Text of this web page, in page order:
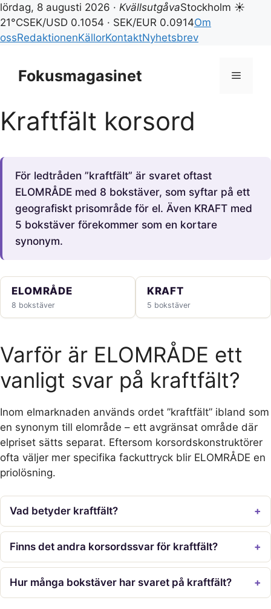
lördag, 8 augusti 2026 · KvällsutgåvaStockholm ☀
21°CSEK/USD 0.1054 · SEK/EUR 0.0914Om
ossRedaktionenKällorKontaktNyhetsbrev
innehållFokusmagasinet Meny
Kraftfält korsord
För ledtråden ”kraftfält” är svaret oftast
ELOMRÅDE med 8 bokstäver, som syftar på ett
geografiskt prisområde för el. Även KRAFT med
5 bokstäver förekommer som en kortare
synonym.
ELOMRÅDE
8 bokstäver
KRAFT
5 bokstäver
Varför är ELOMRÅDE ett
vanligt svar på kraftfält?
Inom elmarknaden används ordet ”kraftfält” ibland som
en synonym till elområde – ett avgränsat område där
elpriset sätts separat. Eftersom korsordskonstruktörer
ofta väljer mer specifika fackuttryck blir ELOMRÅDE en
priolösning.
Vad betyder kraftfält?
Finns det andra korsordssvar för kraftfält?
Hur många bokstäver har svaret på kraftfält?